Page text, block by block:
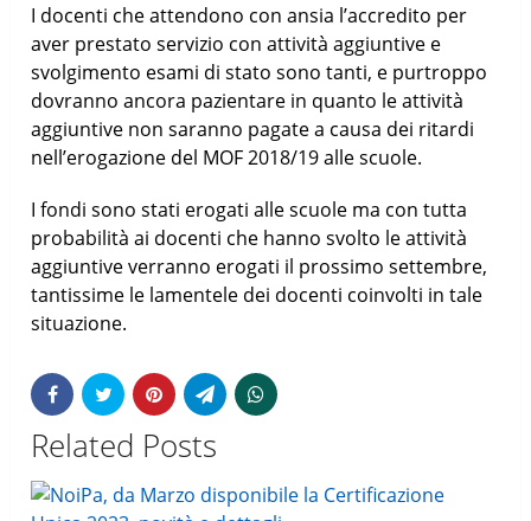
I docenti che attendono con ansia l’accredito per
aver prestato servizio con attività aggiuntive e
svolgimento esami di stato sono tanti, e purtroppo
dovranno ancora pazientare in quanto le attività
aggiuntive non saranno pagate a causa dei ritardi
nell’erogazione del MOF 2018/19 alle scuole.
I fondi sono stati erogati alle scuole ma con tutta
probabilità ai docenti che hanno svolto le attività
aggiuntive verranno erogati il prossimo settembre,
tantissime le lamentele dei docenti coinvolti in tale
situazione.
Related Posts